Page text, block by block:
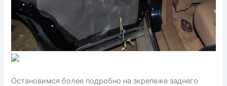
Остановимся более подробно на зкрепеже заднего